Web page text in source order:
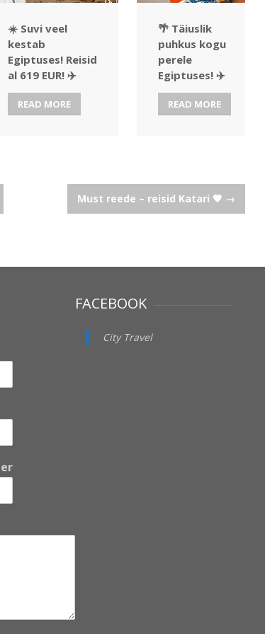
☀️ Suvi veel
kestab
Egiptuses! Reisid
al 619 EUR! ✈️
READ MORE
🌴 Täiuslik
puhkus kogu
perele
Egiptuses! ✈️
READ MORE
Must reede – reisid Katari 🖤 →
FACEBOOK
City Travel